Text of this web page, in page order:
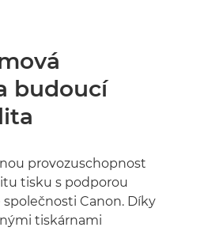
budoucí
provozuschopnost
tisku s podporou
společnosti Canon. Díky
tiskárnami